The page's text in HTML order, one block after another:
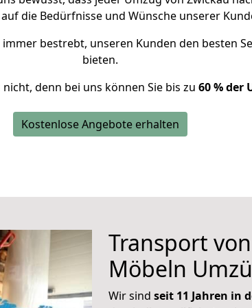
die Bedürfnisse und Wünsche unserer
bestrebt, unseren Kunden den besten
bieten.
denn bei uns können Sie bis zu 60 % der
Kostenlose Angebote erhalten
Transport
Möbeln
Wir sind seit 11 Jahren in